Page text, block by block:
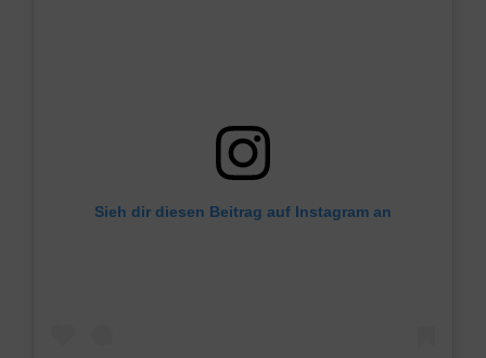
Sieh dir diesen Beitrag auf Instagram an